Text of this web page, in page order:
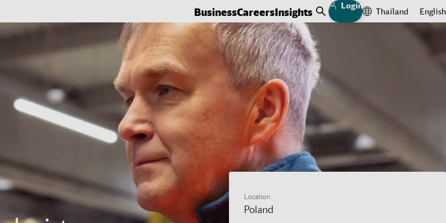
BusinessCareersInsights Open Search
Login
Thailand English
Location
Poland